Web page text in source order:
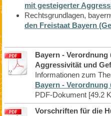
mit gesteigerter
Rechtsgrundlagen,
den Freistaat Bayern
Bayern -
Aggressivität und
Informationen zum
Bayern -
PDF-Dokument [49.2
Vorschriften für die